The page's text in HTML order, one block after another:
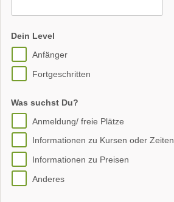
Dein Level
Anfänger
Fortgeschritten
Was suchst Du?
Anmeldung/ freie Plätze
Informationen zu Kursen oder Zeiten
Informationen zu Preisen
Anderes